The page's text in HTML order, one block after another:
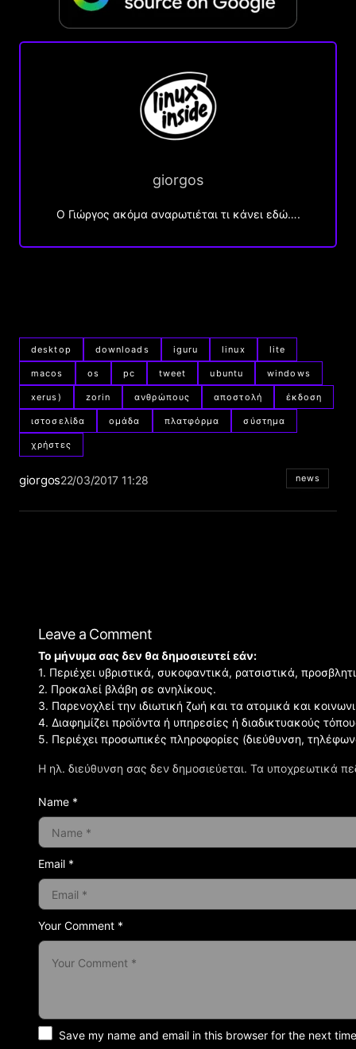
giorgos
Ο Γιώργος ακόμα αναρωτιέται τι κάνει εδώ….
desktop downloads iguru linux lite
macos os pc tweet ubuntu windows
xerus) zorin ανθρώπους αποστολή έκδοση
ιστοσελίδα ομάδα πλατφόρμα σύστημα
χρήστες
giorgos22/03/2017 11:28 news
Leave a Comment
Η ηλ. διεύθυνση σας δεν δημοσιεύεται. Τα υποχρεωτικά
Your Comment *
Το μήνυμα σας δεν θα δημοσιευτεί εάν:
1. Περιέχει υβριστικά, συκοφαντικά, ρατσιστικά,
2. Προκαλεί βλάβη σε ανηλίκους.
3. Παρενοχλεί την ιδιωτική ζωή και τα ατομικά και
4. Διαφημίζει προϊόντα ή υπηρεσίες ή διαδικτυακούς
5. Περιέχει προσωπικές πληροφορίες (διεύθυνση,
Name *
Email *
Save my name and email in this browser for the next